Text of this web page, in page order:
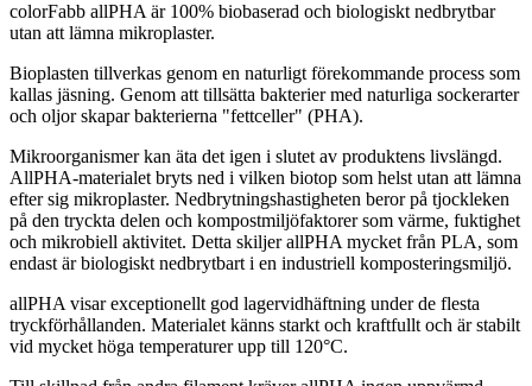
colorFabb allPHA är 100% biobaserad och biologiskt nedbrytbar
utan att lämna mikroplaster.
Bioplasten tillverkas genom en naturligt förekommande process som
kallas jäsning. Genom att tillsätta bakterier med naturliga sockerarter
och oljor skapar bakterierna "fettceller" (PHA).
Mikroorganismer kan äta det igen i slutet av produktens livslängd.
AllPHA-materialet bryts ned i vilken biotop som helst utan att lämna
efter sig mikroplaster. Nedbrytningshastigheten beror på tjockleken
på den tryckta delen och kompostmiljöfaktorer som värme, fuktighet
och mikrobiell aktivitet. Detta skiljer allPHA mycket från PLA, som
endast är biologiskt nedbrytbart i en industriell komposteringsmiljö.
allPHA visar exceptionellt god lagervidhäftning under de flesta
tryckförhållanden. Materialet känns starkt och kraftfullt och är stabilt
vid mycket höga temperaturer upp till 120°C.